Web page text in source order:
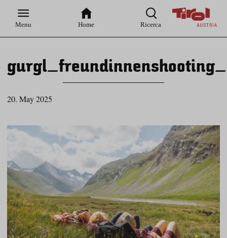
Hauptnavigation
Inhaltsbereich
Menu Home Ricerca
20. May 2025